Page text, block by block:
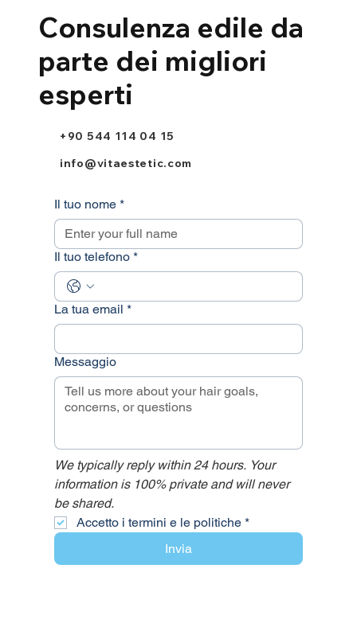
Consulenza edile da
parte dei migliori
esperti
+90 544 114 04 15
info@vitaestetic.com
Il tuo nome *
Il tuo telefono *
La tua email *
Messaggio
We typically reply within 24 hours. Your
information is 100% private and will never
be shared.
Accetto i termini e le politiche *
Invia